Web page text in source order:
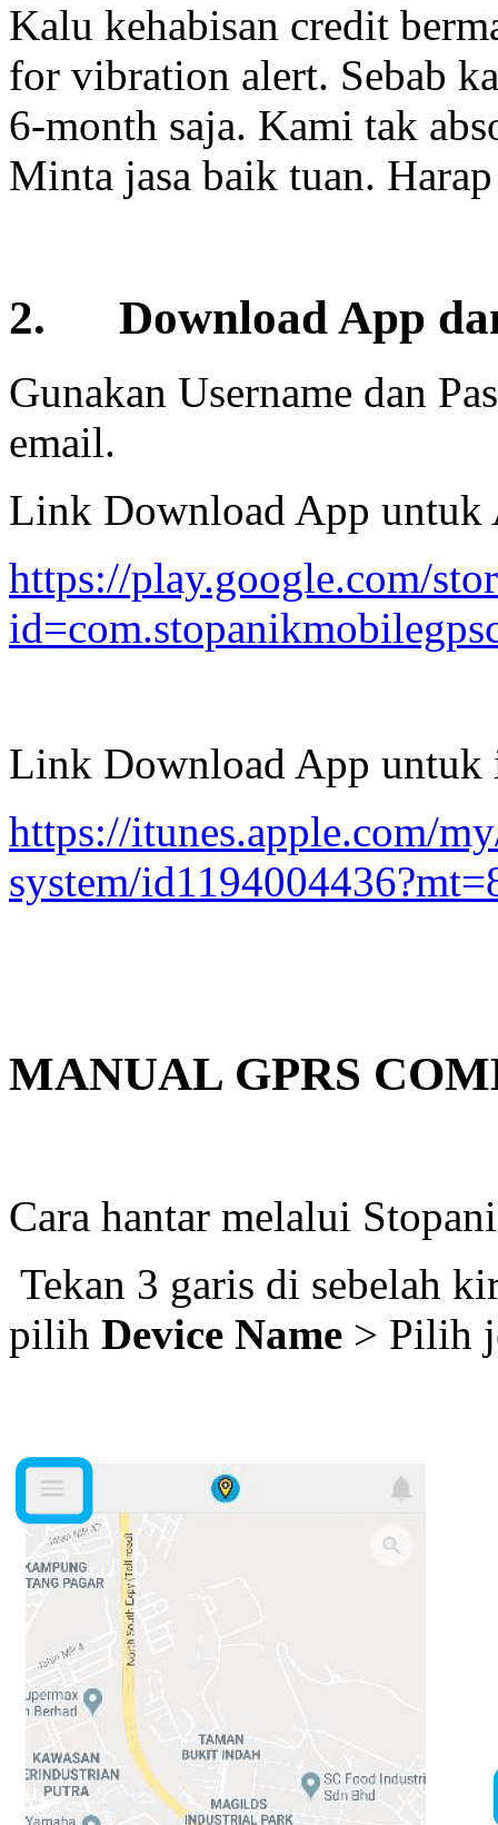
Kalu kehabisan credit
for vibration alert. Sebab
6-month saja. Kami tak
Minta jasa baik tuan.
2. Download App
Gunakan Username dan
email.
Link Download App untuk
https://play.google.com/
Link Download App untuk
https://itunes.apple.com/
system/
MANUAL GPRS
Cara hantar melalui
Tekan 3 garis di sebelah
pilih Device Name > Pilih